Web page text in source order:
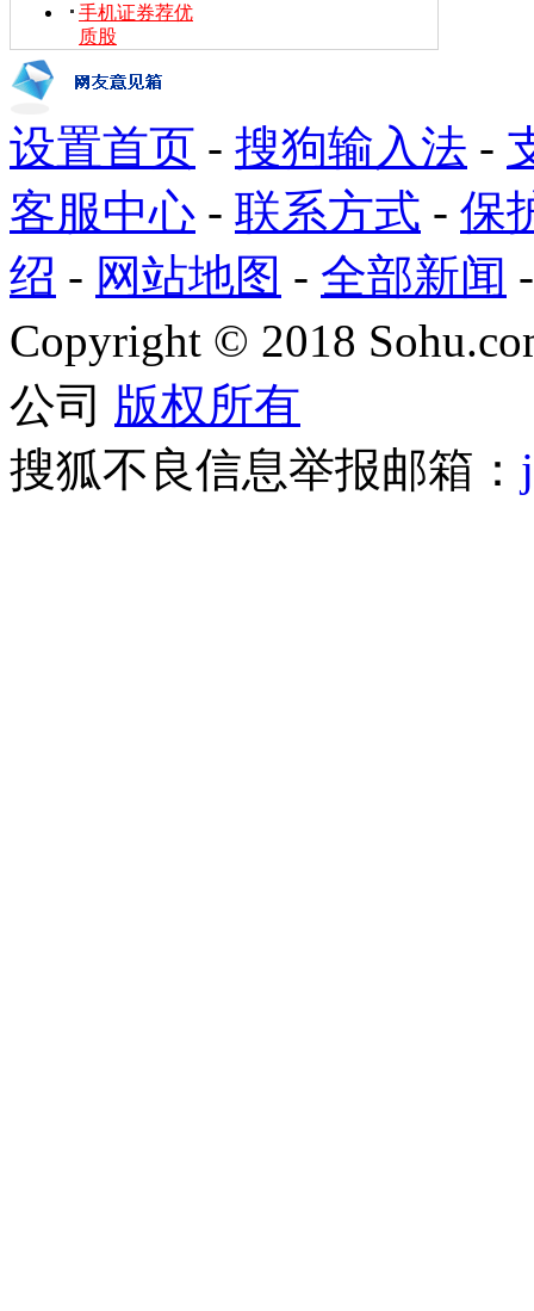
手机证券荐优
质股
设置首页 - 搜狗输入法 -
客服中心 - 联系方式 - 保
绍 - 网站地图 - 全部新闻
Copyright © 2018
公司 版权所有
搜狐不良信息举报邮箱：